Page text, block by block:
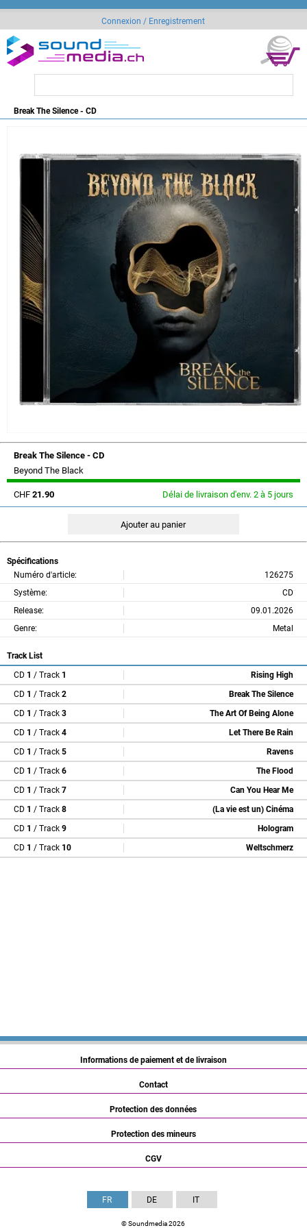
Connexion / Enregistrement
Break The Silence - CD
Break The Silence - CD
Beyond The Black
CHF 21.90 Délai de livraison d'env. 2 à 5 jours
Spécifications
Numéro d'article:
126275
Système:
CD
Release:
09.01.2026
Genre:
Metal
Track List
CD 1 / Track 1
Rising High
CD 1 / Track 2
Break The Silence
CD 1 / Track 3
The Art Of Being Alone
CD 1 / Track 4
Let There Be Rain
CD 1 / Track 5
Ravens
CD 1 / Track 6
The Flood
CD 1 / Track 7
Can You Hear Me
CD 1 / Track 8
(La vie est un) Cinéma
CD 1 / Track 9
Hologram
CD 1 / Track 10 Weltschmerz
Informations de paiement et de livraison
Contact
Protection des données
Protection des mineurs
CGV
FR DE IT
© Soundmedia 2026